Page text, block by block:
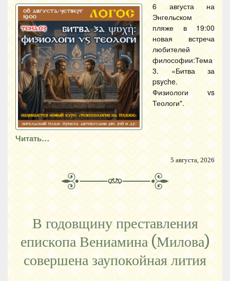
6 августа на
Энгельском
пляже в 19:00
новая встреча
любителей
философии:Тема
3. «Битва за
psyche.
Физиологи vs
Теологи".
Читать…
5 августа, 2026
В годовщину преставления
епископа Вениамина (Милова)
совершена заупокойная лития